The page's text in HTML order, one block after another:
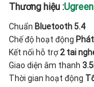
Thương hiệu :Ugreen
Chuẩn Bluetooth 5.4
Chế độ hoạt động
Kết nối hỗ trợ2 tai
Giao diện âm thanh
Thời gian hoạt động